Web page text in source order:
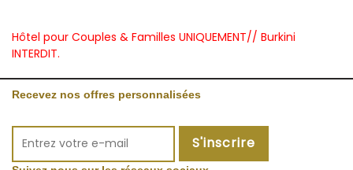
Hôtel pour Couples & Familles UNIQUEMENT// Burkini
INTERDIT.
Recevez nos offres personnalisées
S'inscrire